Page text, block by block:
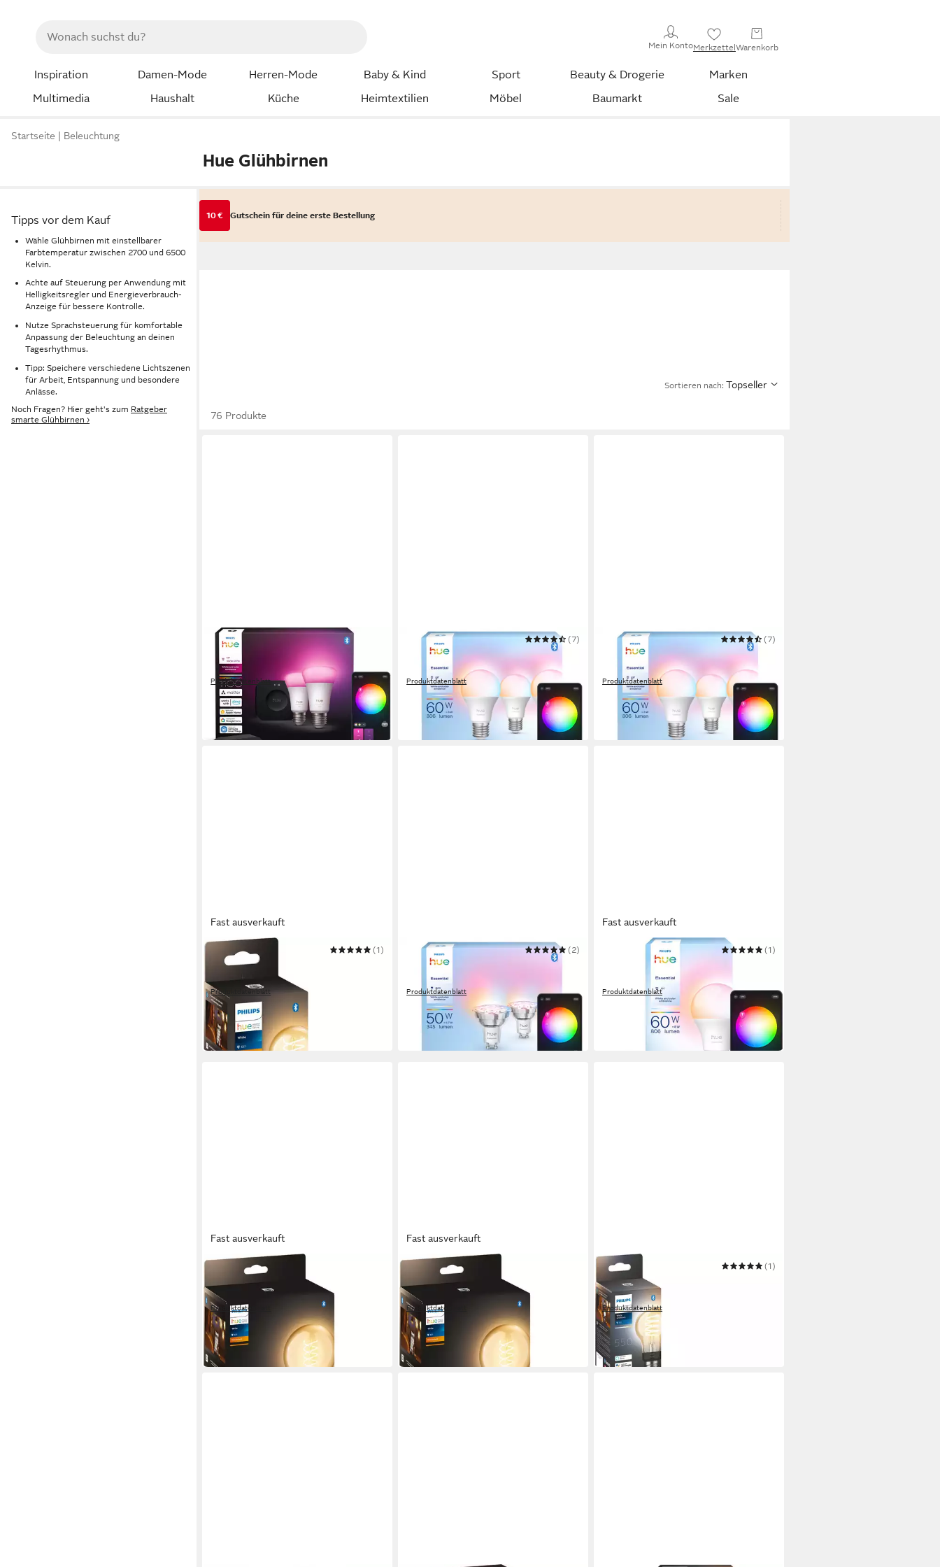
Mein KontoMerkzettelWarenkorb
Inspiration Damen-Mode Herren-Mode Baby & Kind Sport Beauty & Drogerie
Marken
Multimedia
Haushalt Küche Heimtextilien Möbel Baumarkt Sale
Startseite Beleuchtung
Hue Glühbirnen
Tipps vor dem Kauf
Wähle Glühbirnen mit einstellbarer
Farbtemperatur zwischen 2700 und 6500
Kelvin.
Achte auf Steuerung per Anwendung mit
Helligkeitsregler und Energieverbrauch-
Anzeige für bessere Kontrolle.
Nutze Sprachsteuerung für komfortable
Anpassung der Beleuchtung an deinen
Tagesrhythmus.
Tipp: Speichere verschiedene Lichtszenen
für Arbeit, Entspannung und besondere
Anlässe.
Noch Fragen? Hier geht's zum Ratgeber
smarte Glühbirnen ›
10 € Gutschein für deine erste Bestellung
Sortieren nach: Topseller
76 Produkte
PHILIPS HUE
LED-Leuchtmittel Starter Kit Bridge
Pro + 2x White and Color Ambiance
Produktdatenblatt
159,99 €
in 1-2 Werktagen bei dir
PHILIPS HUE
LED-Leuchtmittel Essential White &
Color Ambiance smarte Lampe
(7)
Produktdatenblatt
42,99 € UVP49,99 €
-14%
in 1-2 Werktagen bei dir
PHILIPS HUE
LED-Leuchtmittel Essential White &
Color Ambiance smarte Lampe
(7)
Produktdatenblatt
42,99 € UVP49,99 €
-14%
in 1-2 Werktagen bei dir
Fast ausverkauft
PHILIPS HUE
LED-Filament White Standard A60
550lm
(1)
Produktdatenblatt
17,99 € UVP 21,99 €
-18%
in 1-2 Werktagen bei dir
PHILIPS HUE
LED-Leuchtmittel Essential White &
Color Ambiance smarte Lampe
(2)
Produktdatenblatt
ab 42,99 € UVP49,99 €
-14%
in 1-2 Werktagen bei dir
Fast ausverkauft
LED-Leuchtmittel Essential White &
Color Ambiance smarte Lampe
(1)
Produktdatenblatt
UVP24,99 €
in 1-2 Werktagen bei dir
Fast ausverkauft
PHILIPS HUE
LED-Filament White Globe G93
550lm
Produktdatenblatt
ab 27,99 € 34,99 €
-20%
in 1-2 Werktagen bei dir
Fast ausverkauft
PHILIPS HUE
LED-Filament White Globe G93
550lm
Produktdatenblatt
ab 27,99 € 34,99 €
-20%
in 1-2 Werktagen bei dir
PHILIPS HUE
LED-Filament White Ambiance
Standard 550lm
(1)
Produktdatenblatt
ab 34,99 €
in 1-2 Werktagen bei dir